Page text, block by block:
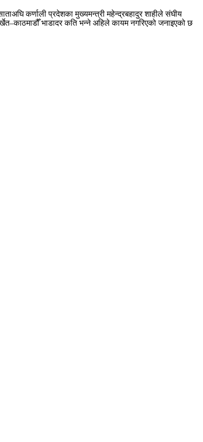
कर्णाली प्रदेशका मुख्यमन्त्री महेन्द्रबहादुर शाहीले संघीय
भाडादर कति भन्ने अहिले कायम नगरिएको जनाइएको छ